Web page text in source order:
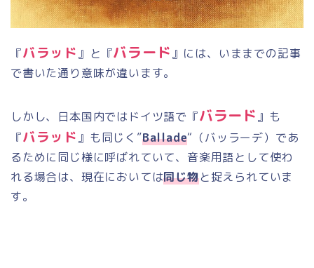
『バラッド』と『バラード』には、いままでの記事
で書いた通り意味が違います。
しかし、日本国内ではドイツ語で『バラード』も
『バラッド』も同じく”Ballade“（バッラーデ）であ
るために同じ様に呼ばれていて、音楽用語として使わ
れる場合は、現在においては同じ物と捉えられていま
す。